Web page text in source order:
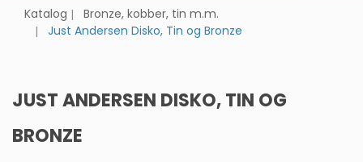
Katalog
Bronze, kobber, tin m.m.
Just Andersen Disko, Tin og Bronze
JUST ANDERSEN DISKO, TIN OG
BRONZE